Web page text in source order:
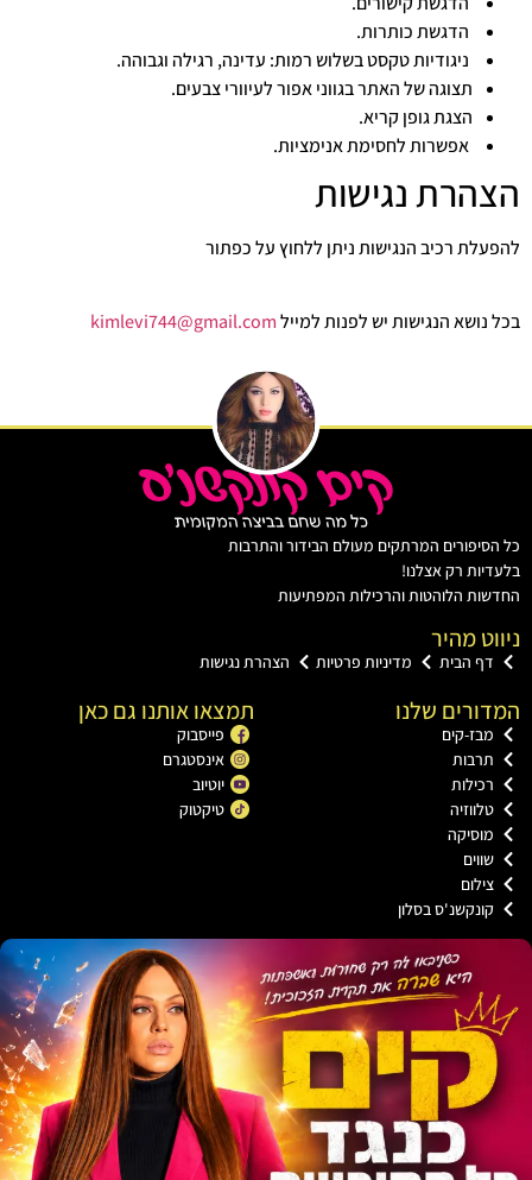
הדגשת כותרות.
ניגודיות טקסט בשלוש רמות: עדינה, רגילה וגבוהה.
תצוגה של האתר בגווני אפור לעיוורי צבעים.
הצגת גופן קריא.
אפשרות לחסימת אנימציות.
הצהרת נגישות
להפעלת רכיב הנגישות ניתן ללחוץ על כפתור
בכל נושא הנגישות יש לפנות למיילkimlevi744@gmail.com
כל הסיפורים המרתקים מעולם הבידור והתרבות
בלעדיות רק אצלנו!
החדשות הלוהטות והרכילות המפתיעות
ניווט מהיר
דף הבית מדיניות פרטיות הצהרת נגישות
המדורים שלנו
מבז-קים
תרבות
רכילות
טלווזיה
מוסיקה
שווים
צילום
קונקשנ'ס בסלון
תמצאו אותנו גם כאן
פייסבוק
אינסטגרם
יוטיוב
טיקטוק